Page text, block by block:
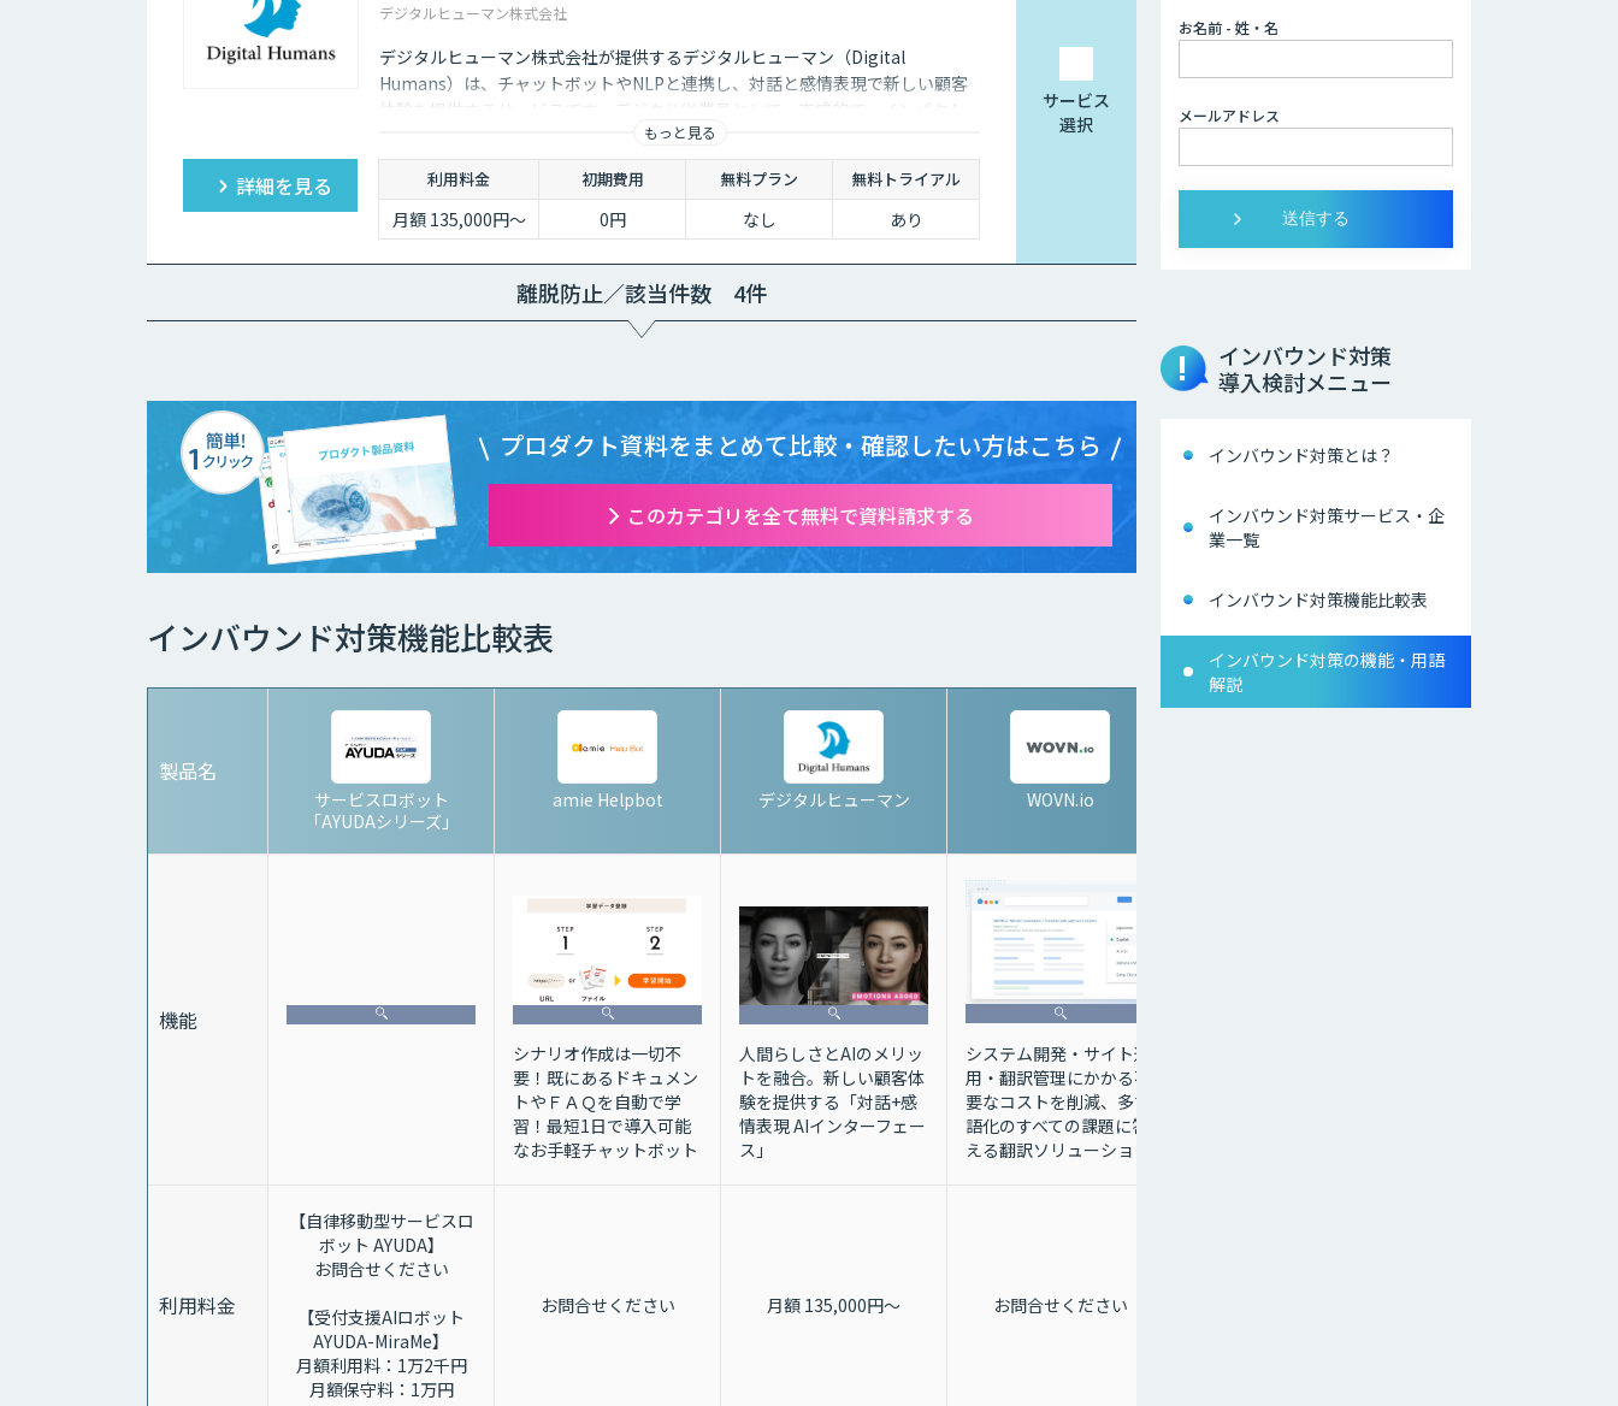
デジタルヒューマン株式会社
デジタルヒューマン株式会社が提供するデジタルヒューマン（Digital
Humans）は、チャットボットやNLPと連携し、対話と感情表現で新しい顧客
体験を提供するサービスです。デジタル従業員として、直感的で、インパクト
があり、競争力があるサービス創造と顧客体験が提供できます。
もっと見る
詳細を見る 利用料金 初期費用 無料プラン 無料トライアル
月額 135,000円〜 0円 なし あり
サービス
選択
離脱防止／該当件数 4件
プロダクト資料をまとめて比較・確認したい方はこちら
このカテゴリを全て無料で資料請求する
インバウンド対策機能比較表
製品名
サービスロボット
「AYUDAシリーズ」
amie Helpbot デジタルヒューマン WOVN.io
機能
シナリオ作成は一切不
要！既にあるドキュメン
トやＦＡＱを自動で学
習！最短1日で導入可能
なお手軽チャットボット
人間らしさとAIのメリッ
トを融合。新しい顧客体
験を提供する「対話+感
情表現 AIインターフェー
ス」
システム開発・サイト運
用・翻訳管理にかかる不
要なコストを削減、多言
語化のすべての課題に答
える翻訳ソリューション
利用料金
【自律移動型サービスロ
ボット AYUDA】
お問合せください
【受付支援AIロボット
AYUDA-MiraMe】
月額利用料：1万2千円
月額保守料：1万円
お問合せください 月額 135,000円〜 お問合せください
お名前 - 姓・名
メールアドレス
インバウンド対策
導入検討メニュー
インバウンド対策とは？
インバウンド対策サービス・企
業一覧
インバウンド対策機能比較表
インバウンド対策の機能・用語
解説